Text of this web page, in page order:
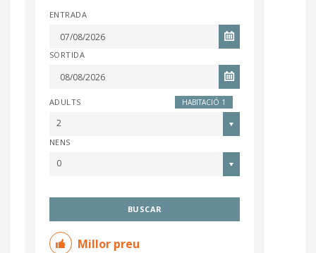
ENTRADA
SORTIDA
HABITACIÓ 1
ADULTS
2
NENS
0
BUSCAR
Millor preu